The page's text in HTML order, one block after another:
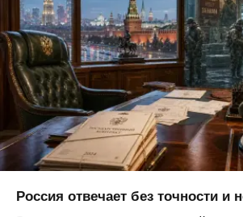
Россия отвечает без точности и